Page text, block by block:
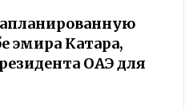
эмира Катара,
ОАЭ для